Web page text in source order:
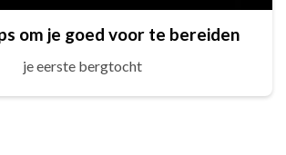
om je goed voor te bereiden
je eerste bergtocht